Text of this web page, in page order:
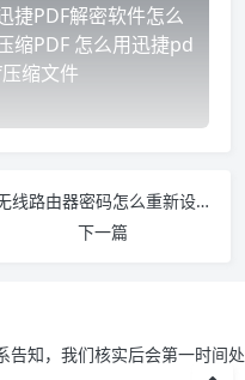
捷PDF解密软件怎么
缩PDF 怎么用迅捷pd
缩文件
无线路由器密码怎么重新设置 路由器的密码怎么重新设置
下一篇
告知，我们核实后会第一时间处